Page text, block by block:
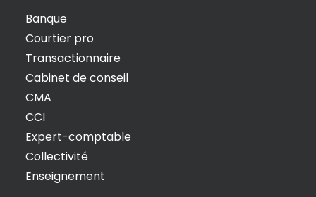
Banque
Courtier pro
Transactionnaire
Cabinet de conseil
CMA
CCI
Expert-comptable
Collectivité
Enseignement